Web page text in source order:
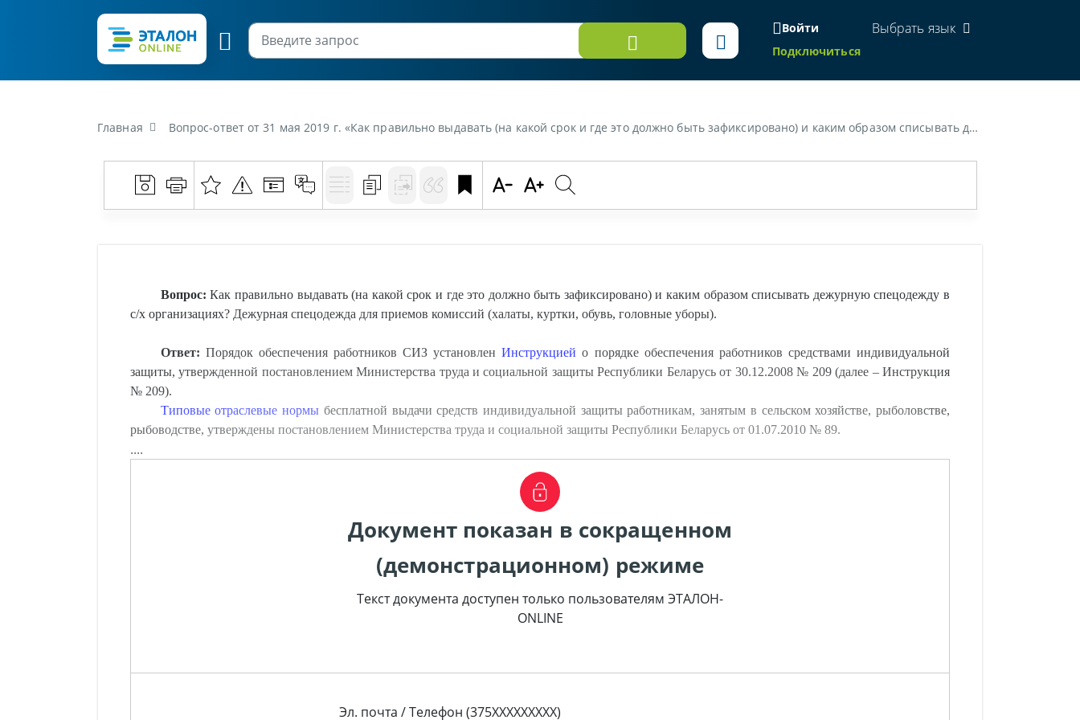
Войти
Подключиться
Выбрать язык
Главная Вопрос-ответ от 31 мая 2019 г. «Как правильно выдавать (на какой срок и где это должно быть зафиксировано) и каким образом списывать дежурную спецодежду в с/х организациях? Дежурная спецодежда для приемов комиссий (халаты, куртки, обувь, головные уборы).»
Вопрос: Как правильно выдавать (на какой срок и где это должно быть зафиксировано) и каким образом списывать дежурную спецодежду в
с/х организациях? Дежурная спецодежда для приемов комиссий (халаты, куртки, обувь, головные уборы).
Ответ: Порядок обеспечения работников СИЗ установленИнструкцией о порядке обеспечения работников средствами индивидуальной
защиты, утвержденной постановлением Министерства труда и социальной защиты Республики Беларусь от 30.12.2008 № 209 (далее – Инструкция
№ 209).
Типовые отраслевые нормы бесплатной выдачи средств индивидуальной защиты работникам, занятым в сельском хозяйстве, рыболовстве,
рыбоводстве, утверждены постановлением Министерства труда и социальной защиты Республики Беларусь от 01.07.2010 № 89.
....
Документ показан в сокращенном
(демонстрационном) режиме
Текст документа доступен только пользователям ЭТАЛОН-
ONLINE
Эл. почта / Телефон (375XXXXXXXXX)